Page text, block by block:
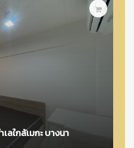
ลใกล้เมกะ บางนา